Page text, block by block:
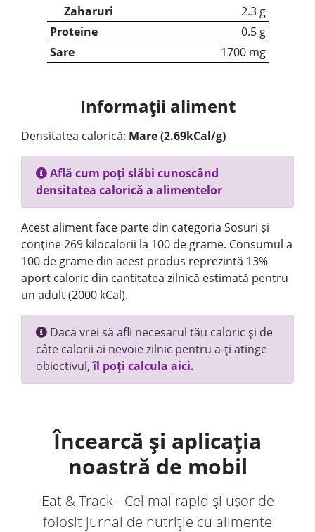
Zaharuri
2.3 g
Proteine
0.5 g
Sare
1700 mg
Informații aliment
Densitatea calorică: Mare (2.69kCal/g)
Află cum poți slăbi cunoscând
densitatea calorică a alimentelor
Acest aliment face parte din categoria Sosuri și
conține 269 kilocalorii la 100 de grame. Consumul a
100 de grame din acest produs reprezintă 13%
aport caloric din cantitatea zilnică estimată pentru
un adult (2000 kCal).
Dacă vrei să afli necesarul tău caloric și de
câte calorii ai nevoie zilnic pentru a-ți atinge
obiectivul,îl poți calcula aici.
Încearcă și aplicația
noastră de mobil
Eat & Track - Cel mai rapid și ușor de
folosit jurnal de nutriție cu alimente